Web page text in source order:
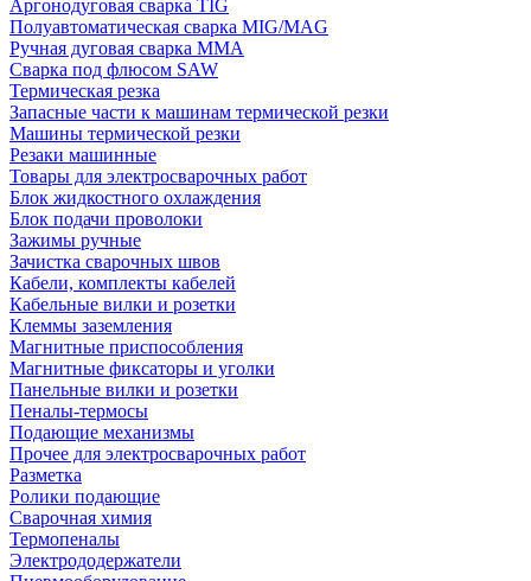
Аргонодуговая сварка TIG
Полуавтоматическая сварка MIG/MAG
Ручная дуговая сварка MMA
Сварка под флюсом SAW
Термическая резка
Запасные части к машинам термической резки
Машины термической резки
Резаки машинные
Товары для электросварочных работ
Блок жидкостного охлаждения
Блок подачи проволоки
Зажимы ручные
Зачистка сварочных швов
Кабели, комплекты кабелей
Кабельные вилки и розетки
Клеммы заземления
Магнитные приспособления
Магнитные фиксаторы и уголки
Панельные вилки и розетки
Пеналы-термосы
Подающие механизмы
Прочее для электросварочных работ
Разметка
Ролики подающие
Сварочная химия
Термопеналы
Электрододержатели